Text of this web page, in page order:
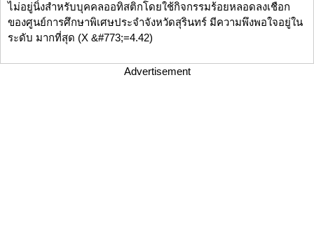
ไม่อยู่นิ่งสำหรับบุคคลออทิสติกโดยใช้กิจกรรมร้อยหลอดลงเชือก
ของศูนย์การศึกษาพิเศษประจำจังหวัดสุรินทร์ มีความพึงพอใจอยู่ใน
ระดับ มากที่สุด (X &#773;=4.42)
Advertisement